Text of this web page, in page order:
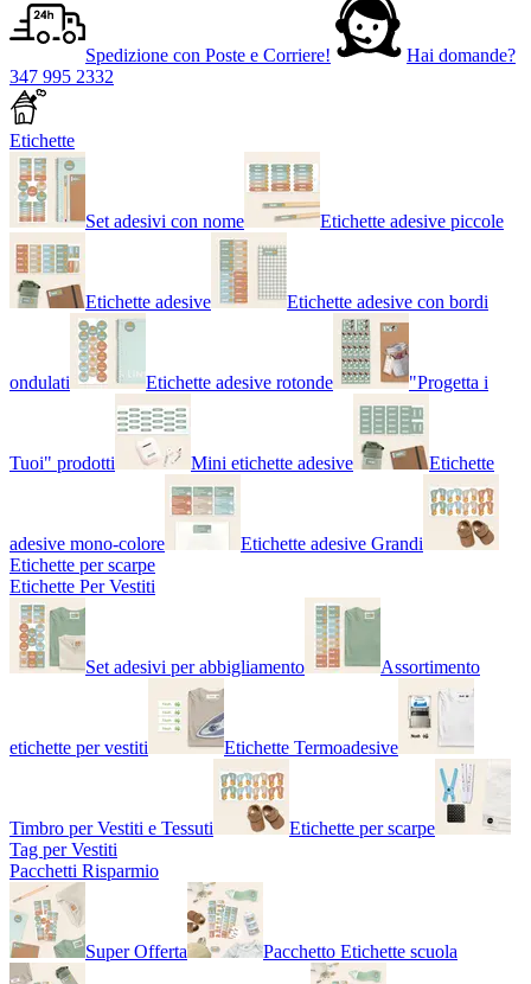
Spedizione con Poste e Corriere!
Hai domande?
347 995 2332
Etichette
Set adesivi con nome Etichette adesive piccole
Etichette adesive Etichette adesive con bordi
ondulati Etichette adesive rotonde "Progetta i
Tuoi" prodotti Mini etichette adesive Etichette
adesive mono-colore
Etichette adesive Grandi
Etichette per scarpe
Etichette Per Vestiti
Set adesivi per abbigliamento Assortimento
etichette per vestiti Etichette Termoadesive
Timbro per Vestiti e Tessuti
Etichette per scarpe
Tag per Vestiti
Pacchetti Risparmio
Super Offerta Pacchetto Etichette scuola